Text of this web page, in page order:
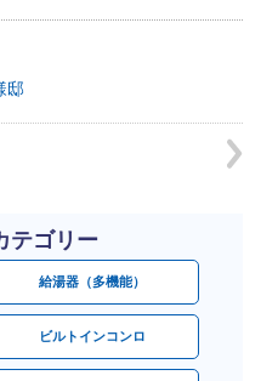
邸
テゴリー
給湯器（多機能）
ビルトインコンロ